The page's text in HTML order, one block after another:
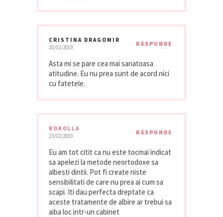
CRISTINA DRAGOMIR
20/02/2019
RĂSPUNDE
Asta mi se pare cea mai sanatoasa
atitudine. Eu nu prea sunt de acord nici
cu fatetele.
ROKOLLA
23/02/2019
RĂSPUNDE
Eu am tot citit ca nu este tocmai indicat
sa apelezi la metode neortodoxe sa
albesti dintii. Pot fi create niste
sensibilitati de care nu prea ai cum sa
scapi. Iti dau perfecta dreptate ca
aceste tratamente de albire ar trebui sa
aiba loc intr-un cabinet